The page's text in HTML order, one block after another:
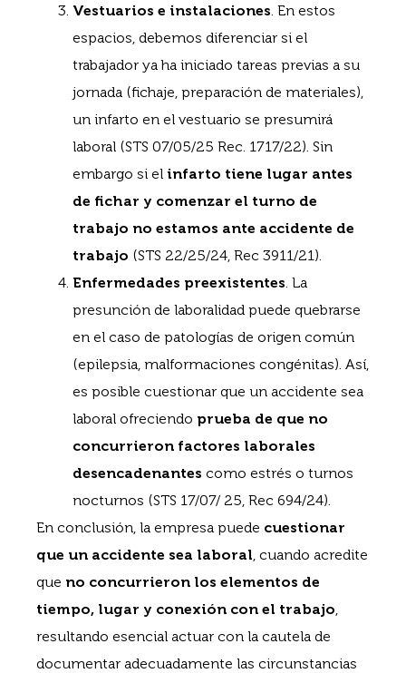
Vestuarios e instalaciones . En estos
espacios, debemos diferenciar si el
trabajador ya ha iniciado tareas previas a su
jornada (fichaje, preparación de materiales),
un infarto en el vestuario se presumirá
laboral (STS 07/05/25 Rec. 1717/22). Sin
embargo si el infarto tiene lugar antes
de fichar y comenzar el turno de
trabajo no estamos ante accidente de
trabajo (STS 22/25/24, Rec 3911/21).
Enfermedades preexistentes . La
presunción de laboralidad puede quebrarse
en el caso de patologías de origen común
(epilepsia, malformaciones congénitas). Así,
es posible cuestionar que un accidente sea
laboral ofreciendo prueba de que no
concurrieron factores laborales
desencadenantes como estrés o turnos
nocturnos (STS 17/07/ 25, Rec 694/24).
En conclusión, la empresa puede cuestionar
que un accidente sea laboral , cuando acredite
que no concurrieron los elementos de
tiempo, lugar y conexión con el trabajo
resultando esencial actuar con la cautela de
documentar adecuadamente las circunstancias